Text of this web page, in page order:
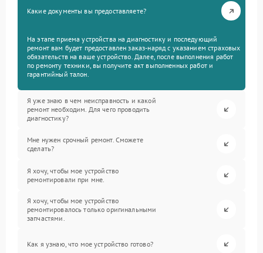
Какие документы вы предоставляете?
На этапе приема устройства на диагностику и последующий
ремонт вам будет предоставлен заказ-наряд с указанием страховых
обязательств на ваше устройство. Далее, после выполнения работ
по ремонту техники, вы получите акт выполненных работ и
гарантийный талон.
Я уже знаю в чем неисправность и какой
ремонт необходим. Для чего проводить
диагностику?
Мне нужен срочный ремонт. Сможете
сделать?
Я хочу, чтобы мое устройство
ремонтировали при мне.
Я хочу, чтобы мое устройство
ремонтировалось только оригинальными
запчастями.
Как я узнаю, что мое устройство готово?